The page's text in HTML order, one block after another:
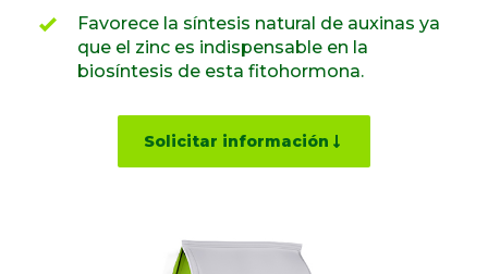
Favorece la síntesis natural de auxinas ya
que el zinc es indispensable en la
biosíntesis de esta fitohormona.
Solicitar información